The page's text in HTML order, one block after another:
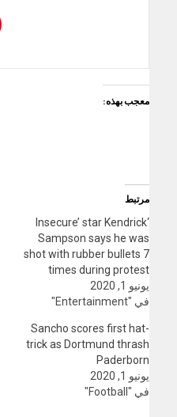
معجب بهذه:
مرتبط
‘Insecure’ star Kendrick
Sampson says he was
shot with rubber bullets 7
times during protest
يونيو 1, 2020
في "Entertainment"
Sancho scores first hat-
trick as Dortmund thrash
Paderborn
يونيو 1, 2020
في "Football"